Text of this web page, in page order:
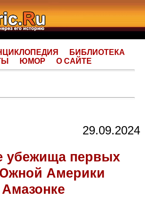
БИБЛИОТЕКА
ЮМОР О САЙТЕ
29.09.2024
убежища первых
Америки